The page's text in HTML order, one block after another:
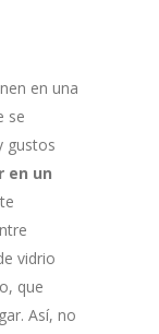
en una
se
gustos
en un
vidrio
que
Así, no